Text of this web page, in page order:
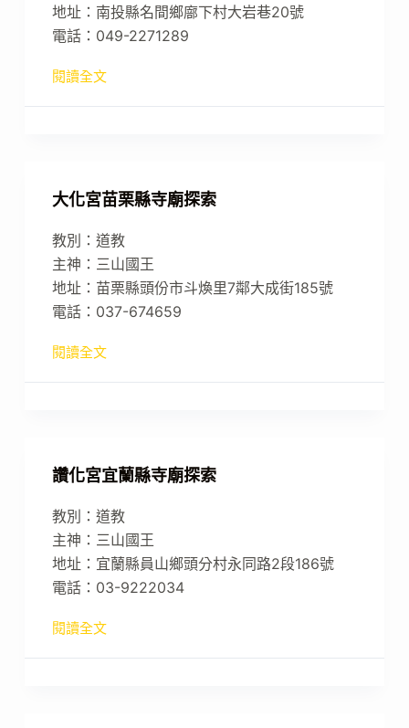
地址：南投縣名間鄉廍下村大岩巷20號
電話：049-2271289
閱讀全文
大化宮苗栗縣寺廟探索
教別：道教
主神：三山國王
地址：苗栗縣頭份市斗煥里7鄰大成街185號
電話：037-674659
閱讀全文
讚化宮宜蘭縣寺廟探索
教別：道教
主神：三山國王
地址：宜蘭縣員山鄉頭分村永同路2段186號
電話：03-9222034
閱讀全文